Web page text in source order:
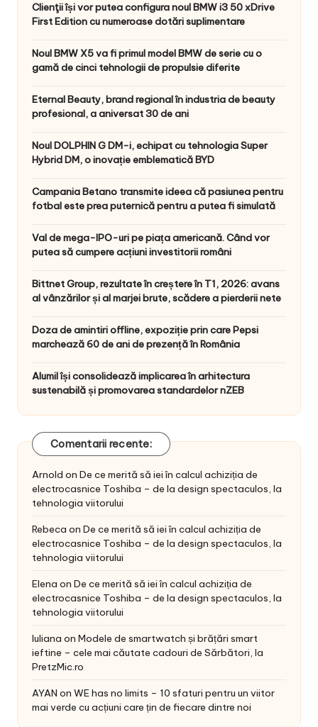
Clienţii își vor putea configura noul BMW i3 50 xDrive
First Edition cu numeroase dotări suplimentare
Noul BMW X5 va fi primul model BMW de serie cu o
gamă de cinci tehnologii de propulsie diferite
Eternal Beauty, brand regional în industria de beauty
profesional, a aniversat 30 de ani
Noul DOLPHIN G DM-i, echipat cu tehnologia Super
Hybrid DM, o inovație emblematică BYD
Campania Betano transmite ideea că pasiunea pentru
fotbal este prea puternică pentru a putea fi simulată
Val de mega-IPO-uri pe piața americană. Când vor
putea să cumpere acțiuni investitorii români
Bittnet Group, rezultate în creștere în T1, 2026: avans
al vânzărilor și al marjei brute, scădere a pierderii nete
Doza de amintiri offline, expoziție prin care Pepsi
marchează 60 de ani de prezență în România
Alumil își consolidează implicarea în arhitectura
sustenabilă și promovarea standardelor nZEB
Comentarii recente:
Arnold on De ce merită să iei în calcul achiziția de
electrocasnice Toshiba – de la design spectaculos, la
tehnologia viitorului
Rebeca on De ce merită să iei în calcul achiziția de
electrocasnice Toshiba – de la design spectaculos, la
tehnologia viitorului
Elena on De ce merită să iei în calcul achiziția de
electrocasnice Toshiba – de la design spectaculos, la
tehnologia viitorului
Iuliana on Modele de smartwatch și brățări smart
ieftine – cele mai căutate cadouri de Sărbători, la
PretzMic.ro
AYAN on WE has no limits – 10 sfaturi pentru un viitor
mai verde cu acțiuni care țin de fiecare dintre noi